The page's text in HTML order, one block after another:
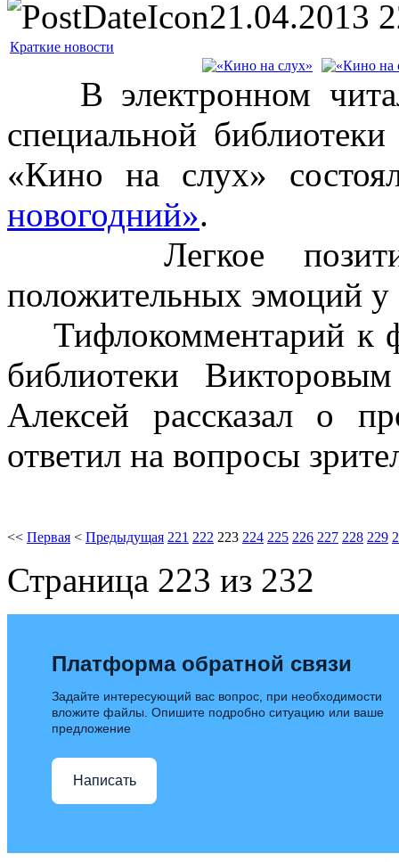
21.04.2013
Краткие новости
В электронном
специальной
«Кино на слух»
новогодний».
Легкое
положительных эмоций у
Тифлокомментарий к
библиотеки
Алексей рассказал о
ответил на вопросы
<< Первая < Предыдущая 221 222 223 224 225 226 227 228 229
Страница 223 из 232
Платформа обратной связи
Задайте интересующий вас вопрос, при необходимости
вложите файлы. Опишите подробно ситуацию или ваше
предложение
Написать